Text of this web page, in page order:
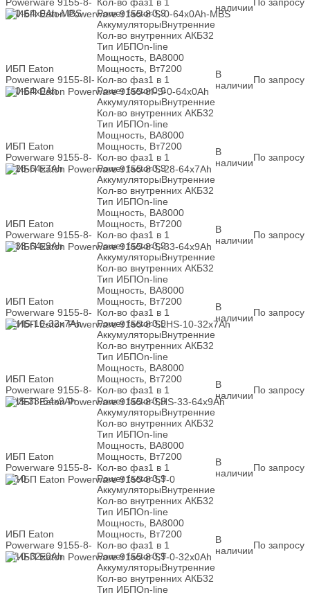
S-0-64x0Ah-MBS
Power factor0,9
АккумуляторыВнутренние
Кол-во внутренних АКБ32
наличии
ИБП Eaton
Powerware 9155-8I-
S-0-64x0Ah
Тип ИБПOn-line
Мощность, ВА8000
Мощность, Вт7200
Кол-во фаз1 в 1
Power factor0,9
АккумуляторыВнутренние
Кол-во внутренних АКБ32
В
наличииПо запросу
ИБП Eaton
Powerware 9155-8-
S-28-64x7Ah
Тип ИБПOn-line
Мощность, ВА8000
Мощность, Вт7200
Кол-во фаз1 в 1
Power factor0,9
АккумуляторыВнутренние
Кол-во внутренних АКБ32
В
наличииПо запросу
ИБП Eaton
Powerware 9155-8-
S-33-64x9Ah
Тип ИБПOn-line
Мощность, ВА8000
Мощность, Вт7200
Кол-во фаз1 в 1
Power factor0,9
АккумуляторыВнутренние
Кол-во внутренних АКБ32
В
наличииПо запросу
ИБП Eaton
Powerware 9155-8-
SLHS-10-32x7Ah
Тип ИБПOn-line
Мощность, ВА8000
Мощность, Вт7200
Кол-во фаз1 в 1
Power factor0,9
АккумуляторыВнутренние
Кол-во внутренних АКБ32
В
наличииПо запросу
ИБП Eaton
Powerware 9155-8-
SHS-33-64x9Ah
Тип ИБПOn-line
Мощность, ВА8000
Мощность, Вт7200
Кол-во фаз1 в 1
Power factor0,9
АккумуляторыВнутренние
Кол-во внутренних АКБ32
В
наличииПо запросу
ИБП Eaton
Powerware 9155-8-
ST-0
Тип ИБПOn-line
Мощность, ВА8000
Мощность, Вт7200
Кол-во фаз1 в 1
Power factor0,9
АккумуляторыВнутренние
Кол-во внутренних АКБ32
В
наличииПо запросу
ИБП Eaton
Powerware 9155-8-
ST-0-32x0Ah
Тип ИБПOn-line
Мощность, ВА8000
Мощность, Вт7200
Кол-во фаз1 в 1
Power factor0,9
АккумуляторыВнутренние
Кол-во внутренних АКБ32
В
наличииПо запросу
Тип ИБПOn-line